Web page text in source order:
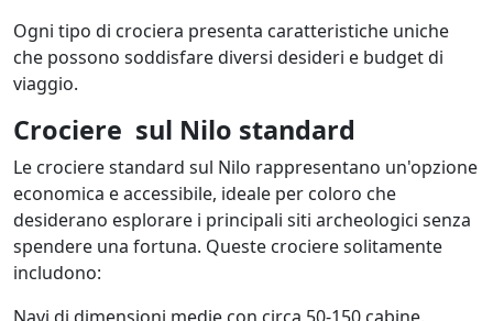
Ogni tipo di crociera presenta caratteristiche uniche
che possono soddisfare diversi desideri e budget di
viaggio.
Crociere sul Nilo standard
Le crociere standard sul Nilo rappresentano un'opzione
economica e accessibile, ideale per coloro che
desiderano esplorare i principali siti archeologici senza
spendere una fortuna. Queste crociere solitamente
includono:
Navi di dimensioni medie con circa 50-150 cabine.